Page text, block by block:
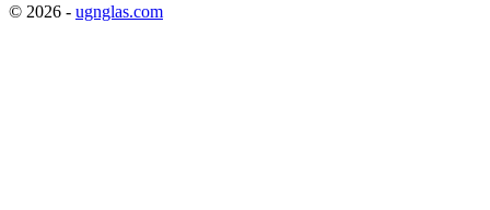
© 2026 - ugnglas.com